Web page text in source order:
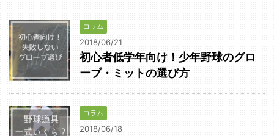
コラム
2018/06/21
初心者低学年向け！少年野球のグロ
ーブ・ミットの選び方
コラム
2018/06/18